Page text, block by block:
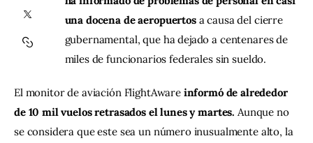
Contacto
una docena de aeropuertos a causa del cierre
gubernamental, que ha dejado a centenares de
miles de funcionarios federales sin sueldo.
El monitor de aviación FlightAware informó de alrededor
de 10 mil vuelos retrasados el lunes y martes. Aunque no
se considera que este sea un número inusualmente alto, la